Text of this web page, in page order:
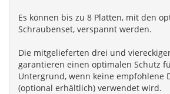
Es können bis zu 8 Platten, mit den
Schraubenset, verspannt werden.
Die mitgelieferten drei und
garantieren einen optimalen Schutz
Untergrund, wenn keine empfohlene
(optional erhältlich) verwendet wird.